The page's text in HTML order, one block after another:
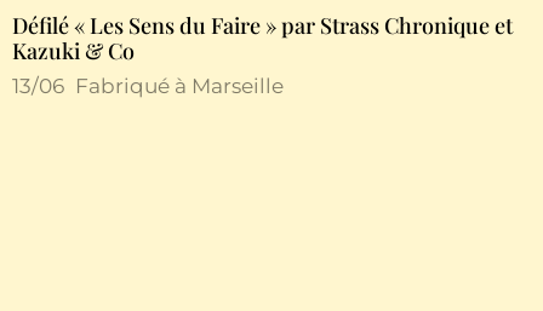
Défilé « Les Sens du Faire » par Strass Chronique et
Kazuki & Co
13/06 Fabriqué à Marseille